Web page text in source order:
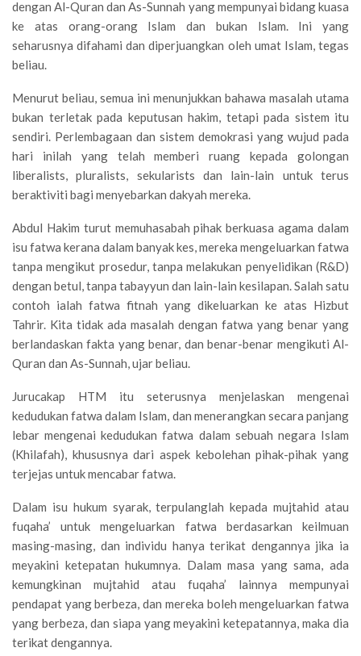
dengan Al-Quran dan As-Sunnah yang mempunyai bidang kuasa
ke atas orang-orang Islam dan bukan Islam. Ini yang
seharusnya difahami dan diperjuangkan oleh umat Islam, tegas
beliau.
Menurut beliau, semua ini menunjukkan bahawa masalah utama
bukan terletak pada keputusan hakim, tetapi pada sistem itu
sendiri. Perlembagaan dan sistem demokrasi yang wujud pada
hari inilah yang telah memberi ruang kepada golongan
liberalists, pluralists, sekularists dan lain-lain untuk terus
beraktiviti bagi menyebarkan dakyah mereka.
Abdul Hakim turut memuhasabah pihak berkuasa agama dalam
isu fatwa kerana dalam banyak kes, mereka mengeluarkan fatwa
tanpa mengikut prosedur, tanpa melakukan penyelidikan (R&D)
dengan betul, tanpa tabayyun dan lain-lain kesilapan. Salah satu
contoh ialah fatwa fitnah yang dikeluarkan ke atas Hizbut
Tahrir. Kita tidak ada masalah dengan fatwa yang benar yang
berlandaskan fakta yang benar, dan benar-benar mengikuti Al-
Quran dan As-Sunnah, ujar beliau.
Jurucakap HTM itu seterusnya menjelaskan mengenai
kedudukan fatwa dalam Islam, dan menerangkan secara panjang
lebar mengenai kedudukan fatwa dalam sebuah negara Islam
(Khilafah), khususnya dari aspek kebolehan pihak-pihak yang
terjejas untuk mencabar fatwa.
Dalam isu hukum syarak, terpulanglah kepada mujtahid atau
fuqaha’ untuk mengeluarkan fatwa berdasarkan keilmuan
masing-masing, dan individu hanya terikat dengannya jika ia
meyakini ketepatan hukumnya. Dalam masa yang sama, ada
kemungkinan mujtahid atau fuqaha’ lainnya mempunyai
pendapat yang berbeza, dan mereka boleh mengeluarkan fatwa
yang berbeza, dan siapa yang meyakini ketepatannya, maka dia
terikat dengannya.